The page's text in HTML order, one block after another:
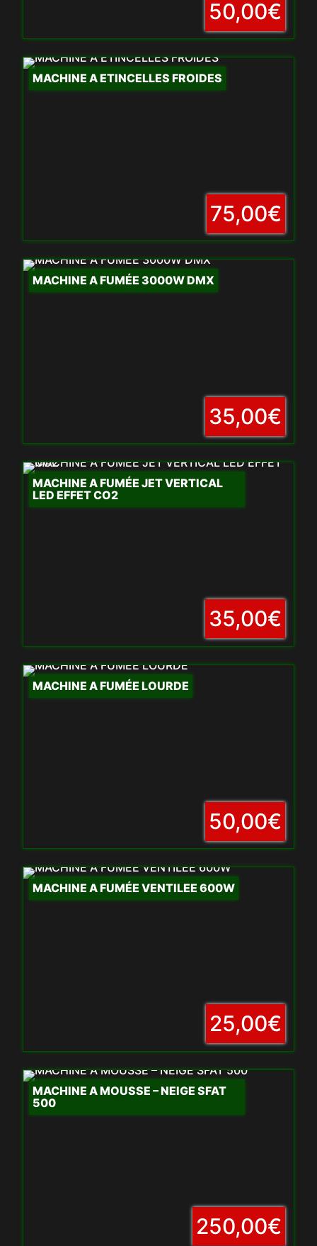
50,00€
MACHINE A ETINCELLES FROIDES
75,00€
MACHINE A FUMÉE 3000W DMX
35,00€
MACHINE A FUMÉE JET VERTICAL
LED EFFET CO2
35,00€
MACHINE A FUMÉE LOURDE
50,00€
MACHINE A FUMÉE VENTILEE 600W
25,00€
MACHINE A MOUSSE – NEIGE SFAT
500
250,00€